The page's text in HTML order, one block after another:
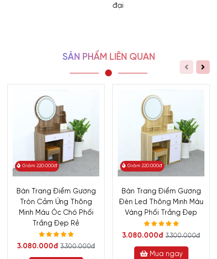
đại
SẢN PHẨM LIÊN QUAN
Giảm 220.000đ
Bàn Trang Điểm Gương
Tròn Cảm Ứng Thông
Minh Màu Óc Chó Phối
Trắng Đẹp Rẻ
3.080.000đ 3.300.000đ
Giảm 220.000đ
Bàn Trang Điểm Gương
Đèn Led Thông Minh Màu
Vàng Phối Trắng Đẹp
3.080.000đ 3.300.000đ
Mua ngay